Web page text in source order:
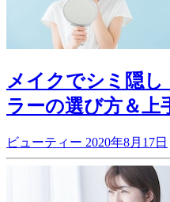
メイクでシミ隠
ラーの選び方＆上
ビューティー 2020年8月17日